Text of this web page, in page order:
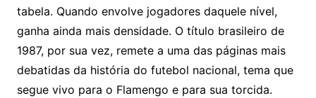
tabela. Quando envolve jogadores daquele nível,
ganha ainda mais densidade. O título brasileiro de
1987, por sua vez, remete a uma das páginas mais
debatidas da história do futebol nacional, tema que
segue vivo para o Flamengo e para sua torcida.